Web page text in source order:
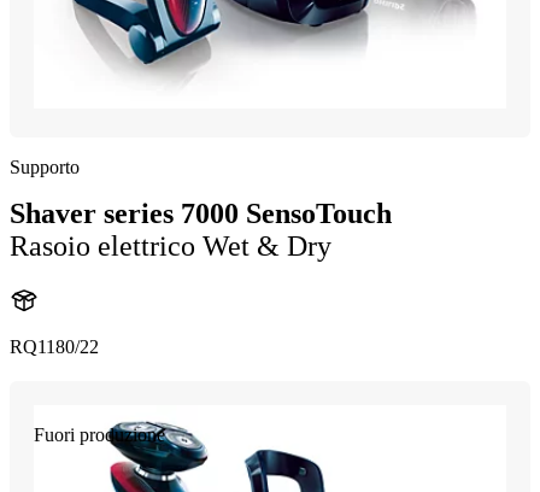
Supporto
Shaver series 7000 SensoTouch
Rasoio elettrico Wet & Dry
RQ1180/22
Fuori produzione